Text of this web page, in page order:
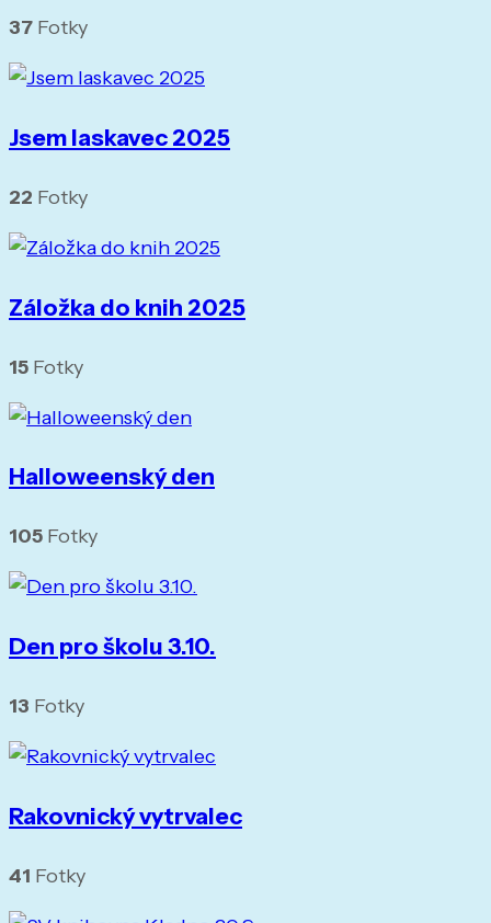
37 Fotky
Jsem laskavec 2025
22 Fotky
Záložka do knih 2025
15 Fotky
Halloweenský den
105 Fotky
Den pro školu 3.10.
13 Fotky
Rakovnický vytrvalec
41 Fotky